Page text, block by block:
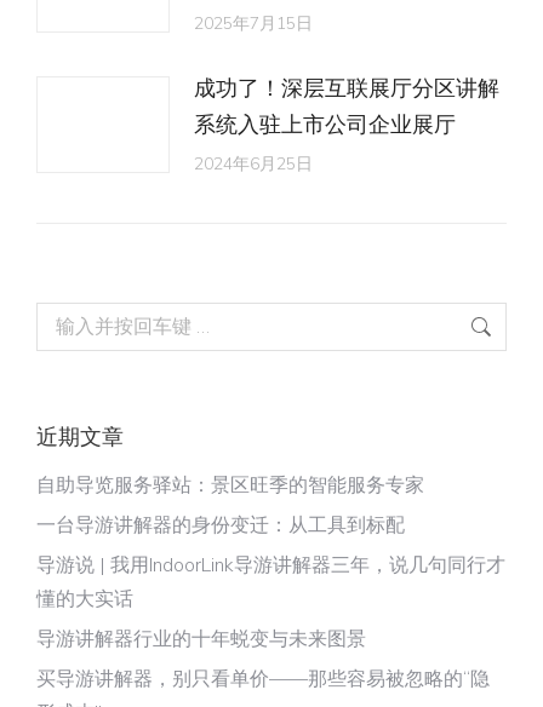
2025年7月15日
成功了！深层互联展厅分区讲解
系统入驻上市公司企业展厅
2024年6月25日
Search:
近期文章
自助导览服务驿站：景区旺季的智能服务专家
一台导游讲解器的身份变迁：从工具到标配
导游说 | 我用IndoorLink导游讲解器三年，说几句同行才
懂的大实话
导游讲解器行业的十年蜕变与未来图景
买导游讲解器，别只看单价——那些容易被忽略的“隐